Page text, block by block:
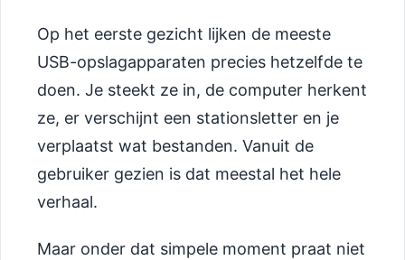
Op het eerste gezicht lijken de meeste
USB-opslagapparaten precies hetzelfde te
doen. Je steekt ze in, de computer herkent
ze, er verschijnt een stationsletter en je
verplaatst wat bestanden. Vanuit de
gebruiker gezien is dat meestal het hele
verhaal.
Maar onder dat simpele moment praat niet